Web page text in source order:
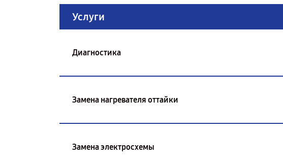
Услуги
Диагностика
Замена нагревателя оттайки
Замена электросхемы